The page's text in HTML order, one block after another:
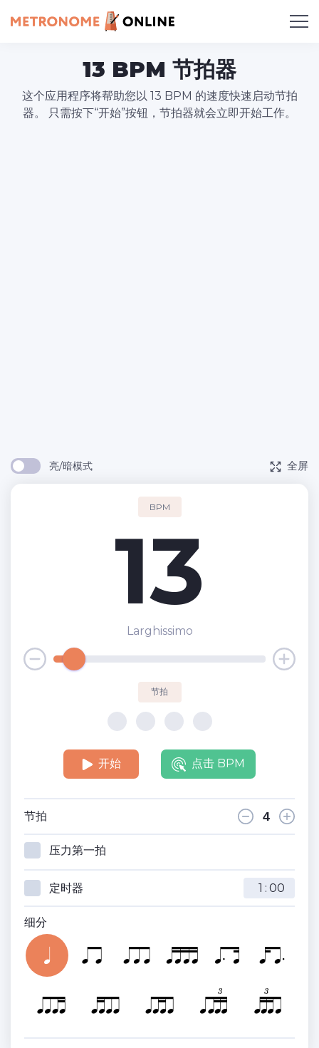
13 BPM 节拍器
这个应用程序将帮助您以 13 BPM 的速度快速启动节拍
器。 只需按下“开始”按钮，节拍器就会立即开始工作。
亮/暗模式 全屏
BPM
13
Larghissimo
节拍
开始 点击 BPM
节拍
压力第一拍
定时器 :
细分